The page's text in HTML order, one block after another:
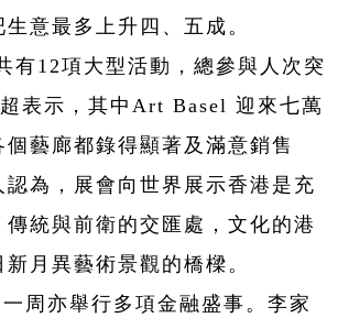
意最多上升四、五成。
有12項大型活動，總參與人次突
表示，其中Art Basel 迎來七萬
藝廊都錄得顯著及滿意銷售
為，展會向世界展示香港是充
統與前衛的交匯處，文化的港
月異藝術景觀的橋樑。
周亦舉行多項金融盛事。李家